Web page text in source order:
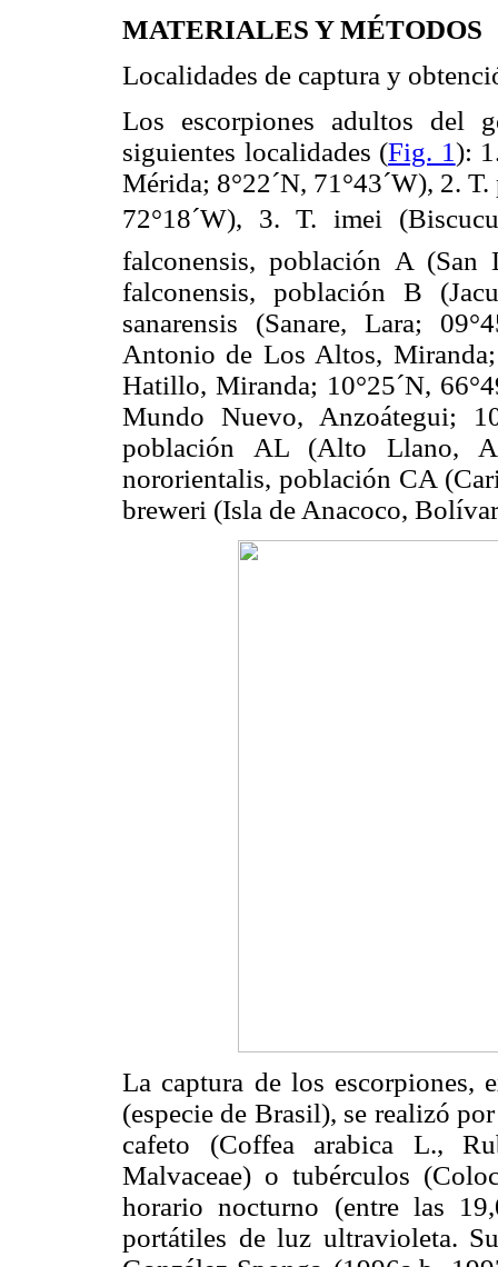
MATERIALES Y MÉTODOS
Localidades de captura y
Los escorpiones adultos del
siguientes localidades (Fig. 1):
Mérida; 8°22´N, 71°43´W), 2.
72°18´W), 3. T. imei
falconensis, población A (San
falconensis, población B
sanarensis (Sanare, Lara;
Antonio de Los Altos,
Hatillo, Miranda; 10°25´N,
Mundo Nuevo, Anzoátegui;
población AL (Alto Llano,
nororientalis, población CA
breweri (Isla de Anacoco,
La captura de los escorpiones,
(especie de Brasil), se realizó
cafeto (Coffea arabica L.,
Malvaceae) o tubérculos
horario nocturno (entre las
portátiles de luz ultravioleta.